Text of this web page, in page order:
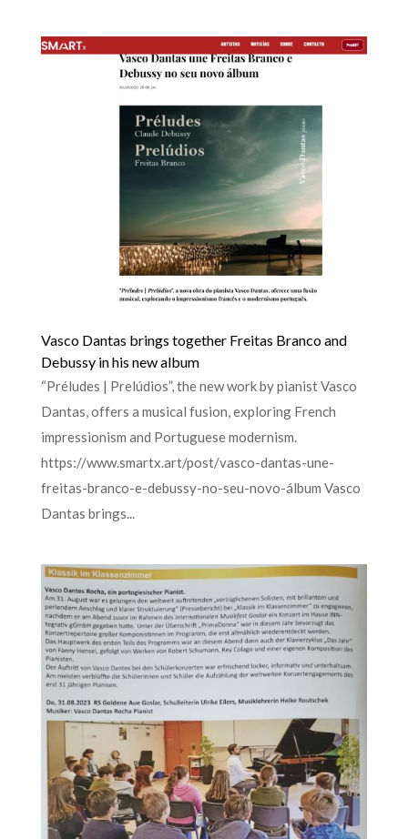
Vasco Dantas brings together Freitas Branco and
Debussy in his new album
“Préludes | Prelúdios”, the new work by pianist Vasco
Dantas, offers a musical fusion, exploring French
impressionism and Portuguese modernism.
https://www.smartx.art/post/vasco-dantas-une-
freitas-branco-e-debussy-no-seu-novo-álbum Vasco
Dantas brings...